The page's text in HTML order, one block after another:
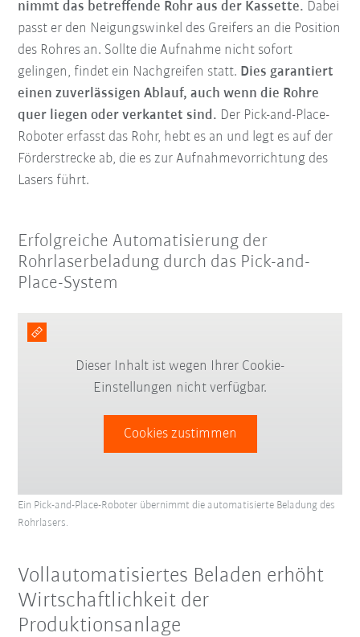
nimmt das betreffende Rohr aus der Kassette. Dabei
passt er den Neigungswinkel des Greifers an die Position
des Rohres an. Sollte die Aufnahme nicht sofort
gelingen, findet ein Nachgreifen statt. Dies garantiert
einen zuverlässigen Ablauf, auch wenn die Rohre
quer liegen oder verkantet sind. Der Pick-and-Place-
Roboter erfasst das Rohr, hebt es an und legt es auf der
Förderstrecke ab, die es zur Aufnahmevorrichtung des
Lasers führt.
Erfolgreiche Automatisierung der
Rohrlaserbeladung durch das Pick-and-
Place-System
Dieser Inhalt ist wegen Ihrer Cookie-
Einstellungen nicht verfügbar.
Cookies zustimmen
Ein Pick-and-Place-Roboter übernimmt die automatisierte Beladung des
Rohrlasers.
Vollautomatisiertes Beladen erhöht
Wirtschaftlichkeit der
Produktionsanlage